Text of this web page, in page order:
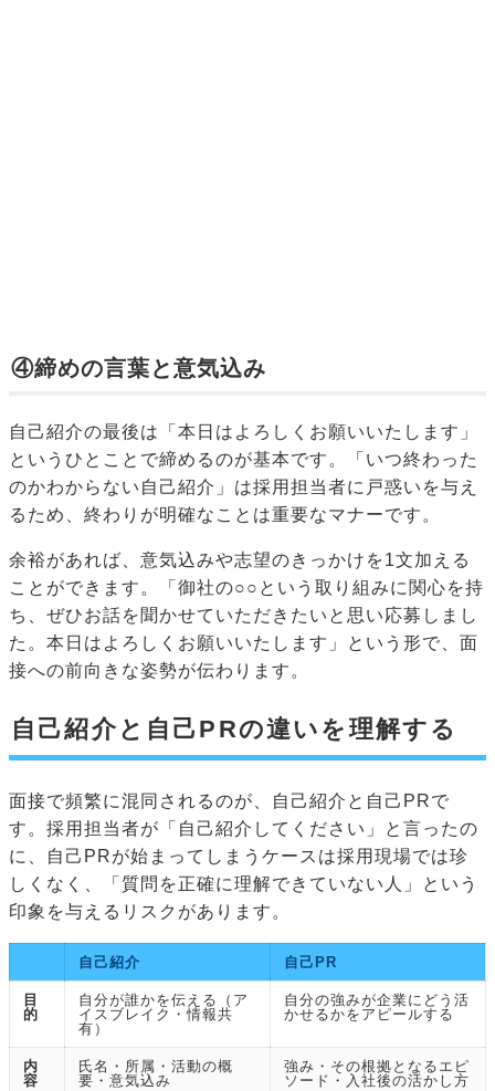
④締めの言葉と意気込み
自己紹介の最後は「本日はよろしくお願いいたします」
というひとことで締めるのが基本です。「いつ終わった
のかわからない自己紹介」は採用担当者に戸惑いを与え
るため、終わりが明確なことは重要なマナーです。
余裕があれば、意気込みや志望のきっかけを1文加える
ことができます。「御社の○○という取り組みに関心を持
ち、ぜひお話を聞かせていただきたいと思い応募しまし
た。本日はよろしくお願いいたします」という形で、面
接への前向きな姿勢が伝わります。
自己紹介と自己PRの違いを理解する
面接で頻繁に混同されるのが、自己紹介と自己PRで
す。採用担当者が「自己紹介してください」と言ったの
に、自己PRが始まってしまうケースは採用現場では珍
しくなく、「質問を正確に理解できていない人」という
印象を与えるリスクがあります。
自己紹介 自己PR
目
的
自分が誰かを伝える（ア
イスブレイク・情報共
有）
自分の強みが企業にどう活
かせるかをアピールする
内
容
氏名・所属・活動の概
要・意気込み
強み・その根拠となるエピ
ソード・入社後の活かし方